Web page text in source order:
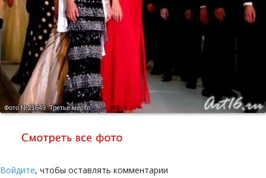
Фото №21649.Третье место
Войдите, чтобы оставлять комментарии